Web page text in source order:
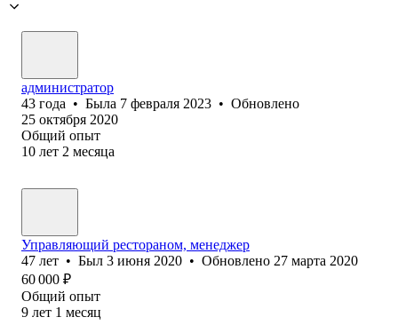
администратор
43 года • Была 7 февраля 2023 • Обновлено
25 октября 2020
Общий опыт
10 лет 2 месяца
Управляющий рестораном, менеджер
47 лет • Был 3 июня 2020 • Обновлено 27 марта 2020
60 000 ₽
Общий опыт
9 лет 1 месяц